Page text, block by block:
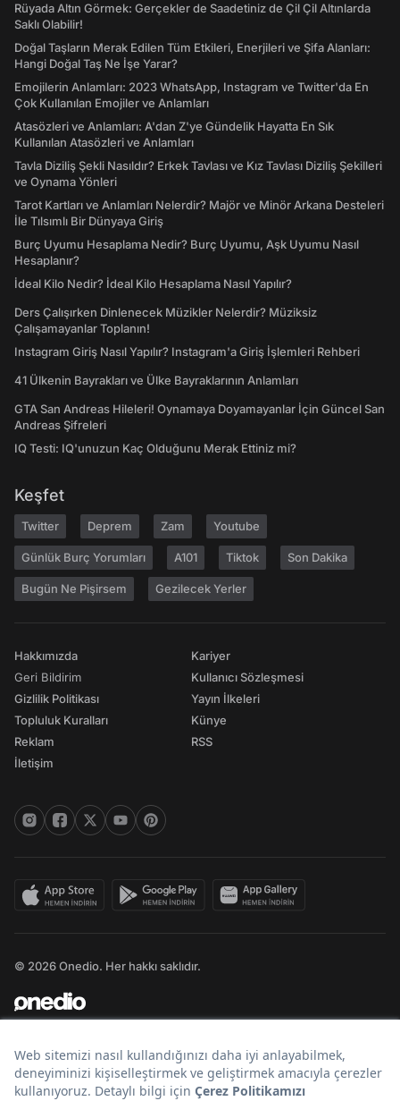
Rüyada Altın Görmek: Gerçekler de Saadetiniz de Çil Çil Altınlarda
Saklı Olabilir!
Doğal Taşların Merak Edilen Tüm Etkileri, Enerjileri ve Şifa Alanları:
Hangi Doğal Taş Ne İşe Yarar?
Emojilerin Anlamları: 2023 WhatsApp, Instagram ve Twitter'da En
Çok Kullanılan Emojiler ve Anlamları
Atasözleri ve Anlamları: A'dan Z'ye Gündelik Hayatta En Sık
Kullanılan Atasözleri ve Anlamları
Tavla Diziliş Şekli Nasıldır? Erkek Tavlası ve Kız Tavlası Diziliş Şekilleri
ve Oynama Yönleri
Tarot Kartları ve Anlamları Nelerdir? Majör ve Minör Arkana Desteleri
İle Tılsımlı Bir Dünyaya Giriş
Burç Uyumu Hesaplama Nedir? Burç Uyumu, Aşk Uyumu Nasıl
Hesaplanır?
İdeal Kilo Nedir? İdeal Kilo Hesaplama Nasıl Yapılır?
Ders Çalışırken Dinlenecek Müzikler Nelerdir? Müziksiz
Çalışamayanlar Toplanın!
Instagram Giriş Nasıl Yapılır? Instagram'a Giriş İşlemleri Rehberi
41 Ülkenin Bayrakları ve Ülke Bayraklarının Anlamları
GTA San Andreas Hileleri! Oynamaya Doyamayanlar İçin Güncel San
Andreas Şifreleri
IQ Testi: IQ'unuzun Kaç Olduğunu Merak Ettiniz mi?
Keşfet
Twitter Deprem Zam Youtube
Günlük Burç Yorumları A101 Tiktok Son Dakika
Bugün Ne Pişirsem Gezilecek Yerler
Hakkımızda
Geri Bildirim
Gizlilik Politikası
Topluluk Kuralları
Reklam
İletişim
Kariyer
Kullanıcı Sözleşmesi
Yayın İlkeleri
Künye
RSS
© 2026 Onedio. Her hakkı saklıdır.
Bir markasıdır.